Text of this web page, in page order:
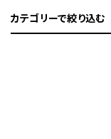
カテゴリーで絞り込む